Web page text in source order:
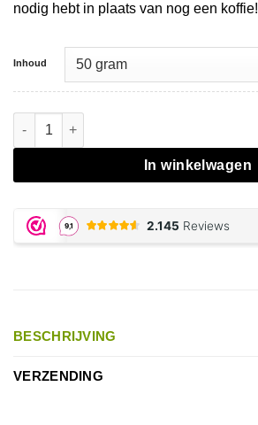
nodig hebt in plaats van nog een koffie!
Inhoud
White Borneo Kratom aantal
In winkelwagen
BESCHRIJVING
VERZENDING